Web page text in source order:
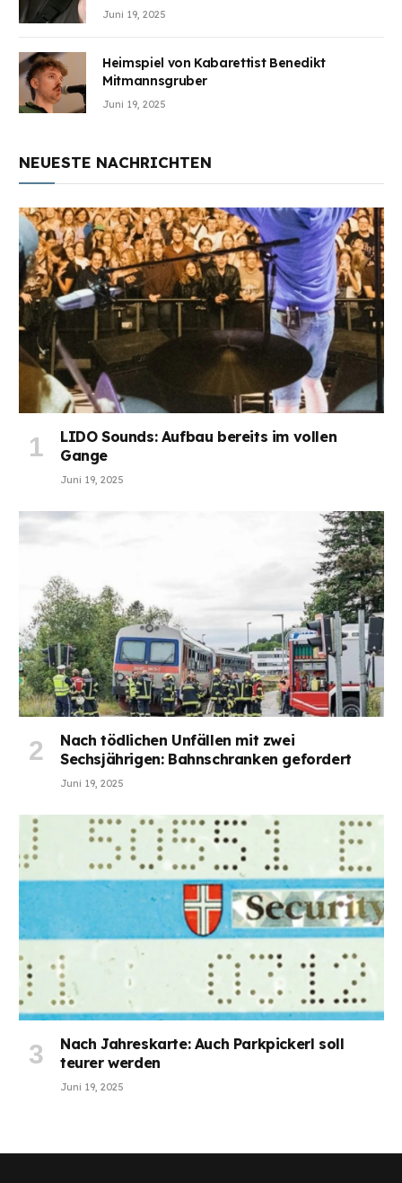
Juni 19, 2025
Heimspiel von Kabarettist Benedikt
Mitmannsgruber
Juni 19, 2025
NEUESTE NACHRICHTEN
LIDO Sounds: Aufbau bereits im vollen
Gange
Juni 19, 2025
Nach tödlichen Unfällen mit zwei
Sechsjährigen: Bahnschranken gefordert
Juni 19, 2025
Nach Jahreskarte: Auch Parkpickerl soll
teurer werden
Juni 19, 2025